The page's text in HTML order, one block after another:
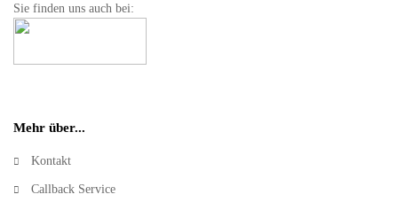
Sie finden uns auch bei:
Mehr über...
Kontakt
Callback Service